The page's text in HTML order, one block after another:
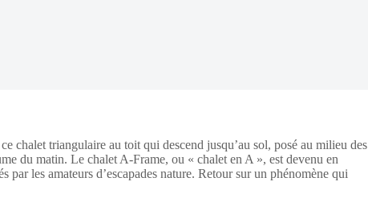
chalet triangulaire au toit qui descend jusqu’au sol, posé au milieu des
du matin. Le chalet A-Frame, ou « chalet en A », est devenu en
par les amateurs d’escapades nature. Retour sur un phénomène qui